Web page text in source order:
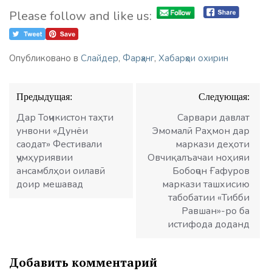
Please follow and like us:
Опубликовано в Слайдер, Фарҳанг, Хабарҳои охирин
Навигация
по
записям
Предыдущая:
Дар Тоҷикистон таҳти
унвони «Дунёи
саодат» Фестивали
ҷумҳуриявии
ансамблҳои оилавӣ
доир мешавад
Следующая:
Сарвари давлат
Эмомалӣ Раҳмон дар
маркази деҳоти
Овчиқалъачаи ноҳияи
Бобоҷон Ғафуров
маркази ташхисию
табобатии «Тибби
Равшан»-ро ба
истифода доданд
Добавить комментарий